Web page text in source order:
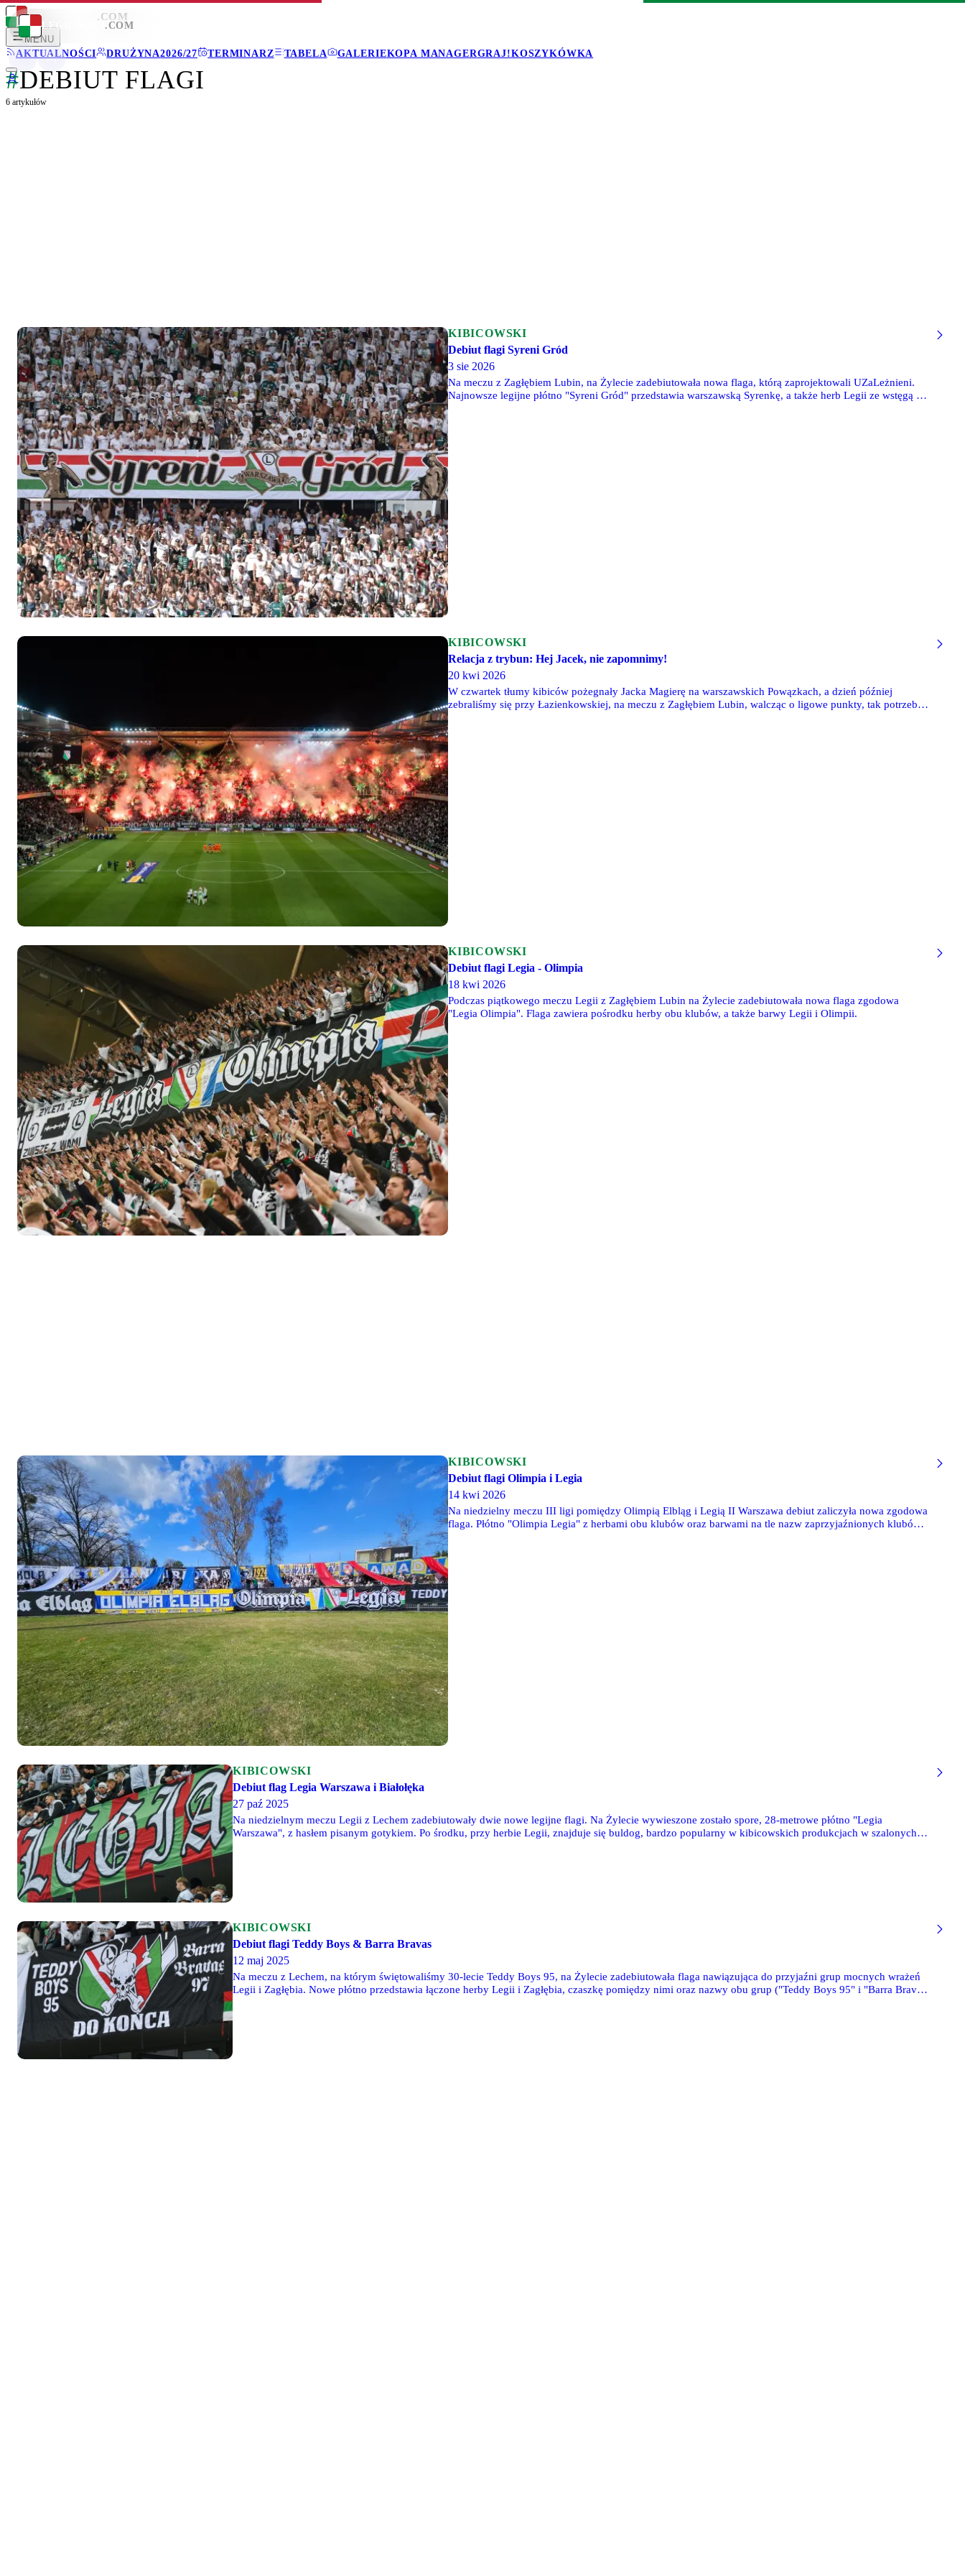
LEGIONISCI .COM
MENU
AKTUALNOŚCI
DRUŻYNA2026/27 TERMINARZ TABELA GALERIEKOPA MANAGERGRAJ!KOSZYKÓWKA
LEGIONISCI .COM
#DEBIUT FLAGI
6 artykułów
KIBICOWSKI
Debiut flagi Syreni Gród
3 sie 2026
Na meczu z Zagłębiem Lubin, na Żylecie zadebiutowała nowa flaga, którą zaprojektowali UZaLeżnieni.
Najnowsze legijne płótno "Syreni Gród" przedstawia warszawską Syrenkę, a także herb Legii ze wstęgą z
KIBICOWSKI
Relacja z trybun: Hej Jacek, nie zapomnimy!
20 kwi 2026
W czwartek tłumy kibiców pożegnały Jacka Magierę na warszawskich Powązkach, a dzień później
zebraliśmy się przy Łazienkowskiej, na meczu z Zagłębiem Lubin, walcząc o ligowe punkty, tak potrzebne
KIBICOWSKI
Debiut flagi Legia - Olimpia
18 kwi 2026
Podczas piątkowego meczu Legii z Zagłębiem Lubin na Żylecie zadebiutowała nowa flaga zgodowa
"Legia Olimpia". Flaga zawiera pośrodku herby obu klubów, a także barwy Legii i Olimpii.
KIBICOWSKI
Debiut flagi Olimpia i Legia
14 kwi 2026
Na niedzielny meczu III ligi pomiędzy Olimpią Elbląg i Legią II Warszawa debiut zaliczyła nowa zgodowa
flaga. Płótno "Olimpia Legia" z herbami obu klubów oraz barwami na tle nazw zaprzyjaźnionych klubów
KIBICOWSKI
Debiut flag Legia Warszawa i Białołęka
27 paź 2025
Na niedzielnym meczu Legii z Lechem zadebiutowały dwie nowe legijne flagi. Na Żylecie wywieszone zostało spore, 28-metrowe płótno "Legia
Warszawa", z hasłem pisanym gotykiem. Po środku, przy herbie Legii, znajduje się buldog, bardzo popularny w kibicowskich produkcjach w szalonych
KIBICOWSKI
Debiut flagi Teddy Boys & Barra Bravas
12 maj 2025
Na meczu z Lechem, na którym świętowaliśmy 30-lecie Teddy Boys 95, na Żylecie zadebiutowała flaga nawiązująca do przyjaźni grup mocnych wrażeń
Legii i Zagłębia. Nowe płótno przedstawia łączone herby Legii i Zagłębia, czaszkę pomiędzy nimi oraz nazwy obu grup ("Teddy Boys 95" i "Barra Bravas